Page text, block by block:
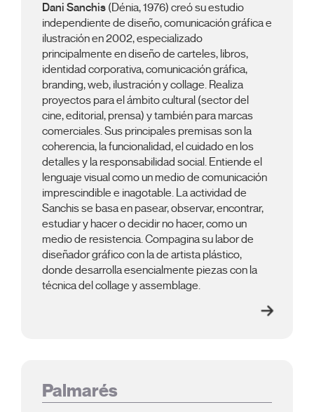
Dani Sanchis (Dénia, 1976) creó su estudio
independiente de diseño, comunicación gráfica e
ilustración en 2002, especializado
principalmente en diseño de carteles, libros,
identidad corporativa, comunicación gráfica,
branding, web, ilustración y collage. Realiza
proyectos para el ámbito cultural (sector del
cine, editorial, prensa) y también para marcas
comerciales. Sus principales premisas son la
coherencia, la funcionalidad, el cuidado en los
detalles y la responsabilidad social. Entiende el
lenguaje visual como un medio de comunicación
imprescindible e inagotable. La actividad de
Sanchis se basa en pasear, observar, encontrar,
estudiar y hacer o decidir no hacer, como un
medio de resistencia. Compagina su labor de
diseñador gráfico con la de artista plástico,
donde desarrolla esencialmente piezas con la
técnica del collage y assemblage.
Palmarés